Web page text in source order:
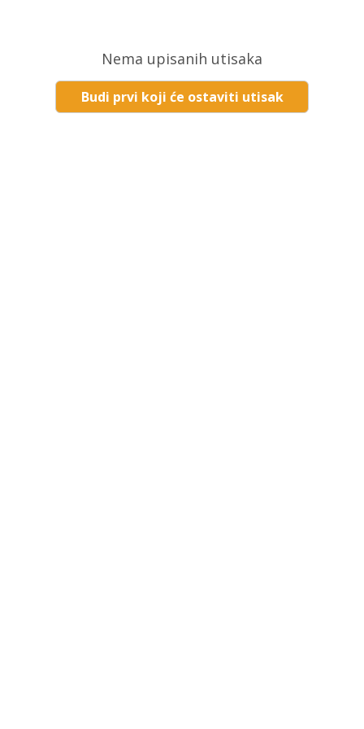
Nema upisanih utisaka
Budi prvi koji će ostaviti utisak